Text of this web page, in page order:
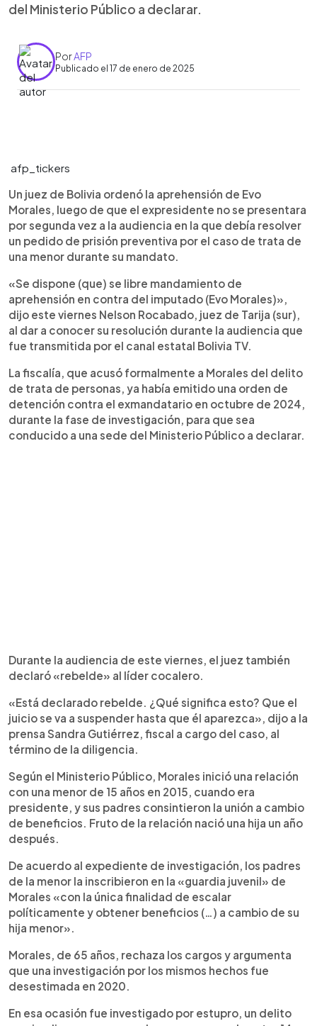
del Ministerio Público a declarar.
PorAFP
Publicado el 17 de enero de 2025
afp_tickers
Un juez de Bolivia ordenó la aprehensión de Evo
Morales, luego de que el expresidente no se presentara
por segunda vez a la audiencia en la que debía resolver
un pedido de prisión preventiva por el caso de trata de
una menor durante su mandato.
«Se dispone (que) se libre mandamiento de
aprehensión en contra del imputado (Evo Morales)»,
dijo este viernes Nelson Rocabado, juez de Tarija (sur),
al dar a conocer su resolución durante la audiencia que
fue transmitida por el canal estatal Bolivia TV.
La fiscalía, que acusó formalmente a Morales del delito
de trata de personas, ya había emitido una orden de
detención contra el exmandatario en octubre de 2024,
durante la fase de investigación, para que sea
conducido a una sede del Ministerio Público a declarar.
Durante la audiencia de este viernes, el juez también
declaró «rebelde» al líder cocalero.
«Está declarado rebelde. ¿Qué significa esto? Que el
juicio se va a suspender hasta que él aparezca», dijo a la
prensa Sandra Gutiérrez, fiscal a cargo del caso, al
término de la diligencia.
Según el Ministerio Público, Morales inició una relación
con una menor de 15 años en 2015, cuando era
presidente, y sus padres consintieron la unión a cambio
de beneficios. Fruto de la relación nació una hija un año
después.
De acuerdo al expediente de investigación, los padres
de la menor la inscribieron en la «guardia juvenil» de
Morales «con la única finalidad de escalar
políticamente y obtener beneficios (…) a cambio de su
hija menor».
Morales, de 65 años, rechaza los cargos y argumenta
que una investigación por los mismos hechos fue
desestimada en 2020.
En esa ocasión fue investigado por estupro, un delito